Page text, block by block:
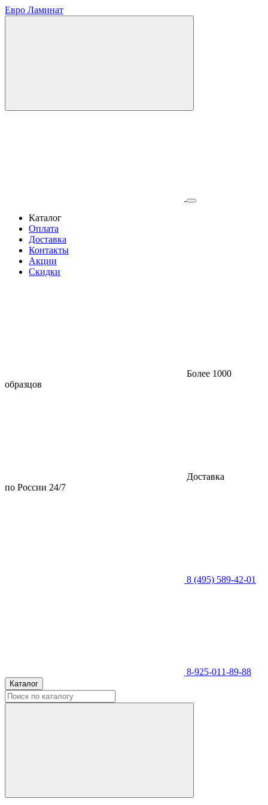
Евро Ламинат
Каталог
Оплата
Доставка
Контакты
Акции
Скидки
Более 1000
образцов
Доставка
по России 24/7
8 (495) 589-42-01
8-925-011-89-88
Каталог